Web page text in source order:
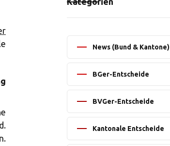
News (Bund & Kantone)
BGer-Entscheide
BVGer-Entscheide
Kantonale Entscheide